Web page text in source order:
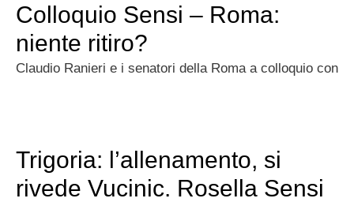
Colloquio Sensi – Roma:
niente ritiro?
Claudio Ranieri e i senatori della Roma a colloquio con
Trigoria: l’allenamento, si
rivede Vucinic. Rosella Sensi